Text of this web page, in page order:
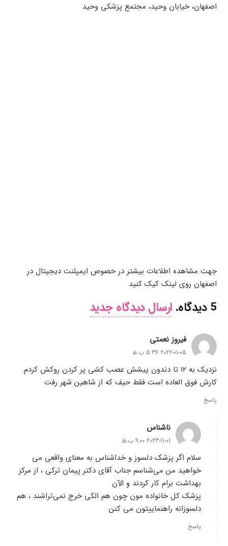
اصفهان، خیابان وحید، مجتمع پزشکی وحید
جهت مشاهده اطلاعات بیشتر در خصوص ایمپلنت دیجیتال در
اصفهان روی لینک کیک کنید
5 دیدگاه. ارسال دیدگاه جدید
فیروز نعمتی
2022-01-05 5:36 ب.ظ
نزدیک به ۱۲ تا دندون پیشش عصب کشی پر کردن روکش کردم.
کارش فوق العاده است فقط حیف که از شاهین شهر رفت
پاسخ
ناشناس
2023-11-01 9:00 ب.ظ
سلام اگر پزشک دلسوز و خداشناس به معنای واقعی می
خواهید من می‌شناسم جناب آقای دکتر پیمان ترکی ، از مرکز
بهداشت برام کار کردند و الآن
پزشک کل خانواده مون چون هم الکی خرج نمی‌تراشند ، هم
دلسوزانه راهنماییتون می کنن
پاسخ